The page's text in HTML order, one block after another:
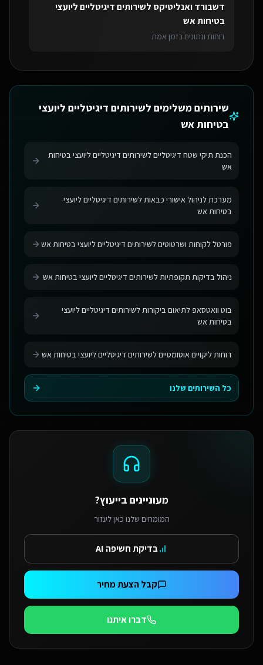
דשבורד ואנליטיקס לשירותים דיגיטליים ליועצי
בטיחות אש
דוחות ונתונים בזמן אמת
שירותים משלימים לשירותים דיגיטליים ליועצי
בטיחות אש
הכנת תיקי שטח דיגיטליים לשירותים דיגיטליים ליועצי בטיחות
אש
מערכת לניהול אישורי כבאות לשירותים דיגיטליים ליועצי
בטיחות אש
פורטל לקוחות ושרטוטים לשירותים דיגיטליים ליועצי בטיחות אש
ניהול בדיקות תקופתיות לשירותים דיגיטליים ליועצי בטיחות אש
בוט וואטסאפ לתיאום ביקורות לשירותים דיגיטליים ליועצי
בטיחות אש
דוחות ליקויים אוטומטיים לשירותים דיגיטליים ליועצי בטיחות אש
כל השירותים שלנו
מעוניינים בייעוץ?
המומחים שלנו כאן לעזור
בדיקת חשיפה AI
קבל הצעת מחיר
דברו איתנו